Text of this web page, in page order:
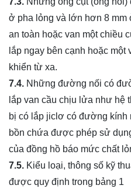
ở pha lỏng và lớn hơn 8
an toàn hoặc van một chiều
lắp ngay bên cạnh hoặc một
khiển từ xa.
7.4. Những đường nối có
lắp van cầu chịu lửa như hệ
bị có lắp jiclơ có đường kính
bồn chứa được phép sử
của đồng hồ báo mức chất
7.5. Kiểu loại, thông số kỹ
được quy định trong bảng 1